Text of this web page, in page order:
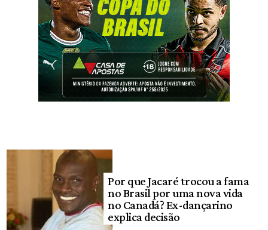
Por que Jacaré trocou a fama
no Brasil por uma nova vida
no Canadá? Ex-dançarino
explica decisão